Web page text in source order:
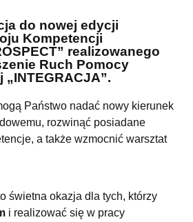
do nowej edycji
Kompetencji
realizowanego
Ruch Pomocy
Państwo nadać nowy kierunek
rozwinąć posiadane
a także wzmocnić warsztat
świetna okazja dla tych, którzy
i realizować się w pracy